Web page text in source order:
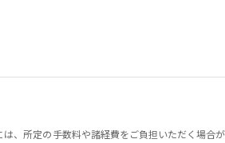
、所定の手数料や諸経費をご負担いただく場合